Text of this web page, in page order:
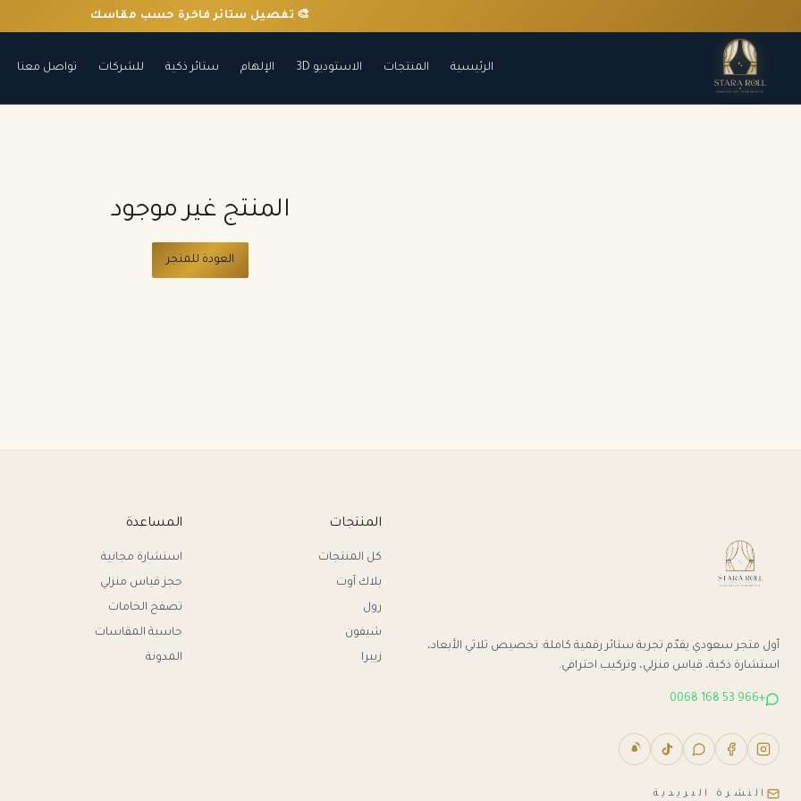
🎨 تفصيل ستائر فاخرة حسب مقاسك
الرئيسية المنتجات الاستوديو 3D الإلهام ستائر ذكية للشركات تواصل معنا
المنتج غير موجود
العودة للمتجر
أول متجر سعودي يقدّم تجربة ستائر رقمية كاملة: تخصيص ثلاثي الأبعاد،
استشارة ذكية، قياس منزلي، وتركيب احترافي.
+966 53 168 0068
النشرة البريدية
المنتجات
كل المنتجات
بلاك آوت
رول
شيفون
زيبرا
المساعدة
استشارة مجانية
حجز قياس منزلي
تصفح الخامات
حاسبة المقاسات
المدونة